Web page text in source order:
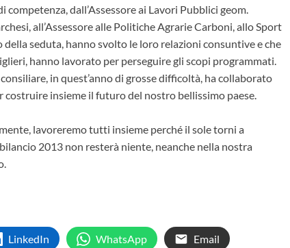
dall’Assessore ai Lavori Pubblici geom.
all’Assessore alle Politiche Agrarie Carboni, allo Sport
della seduta, hanno svolto le loro relazioni consuntive e che
hanno lavorato per perseguire gli scopi programmati.
in quest’anno di grosse difficoltà, ha collaborato
insieme il futuro del nostro bellissimo paese.
lavoreremo tutti insieme perché il sole torni a
2013 non resterà niente, neanche nella nostra
LinkedIn WhatsApp Email